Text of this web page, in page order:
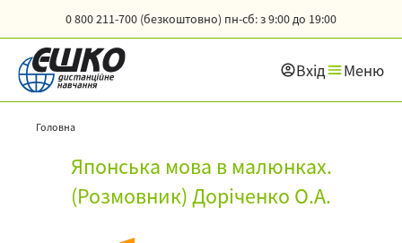
0 800 211-700 (безкоштовно) пн-сб: з 9:00 до 19:00
Вхід Меню
Головна
Японська мова в малюнках.
(Розмовник) Доріченко О.А.